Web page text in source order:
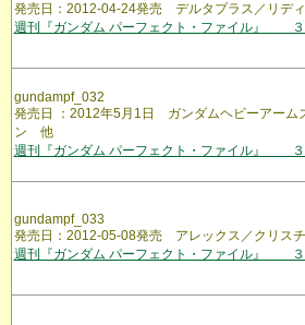
発売日：2012-04-24発売 デルタプラス／リデ
週刊『ガンダム パーフェクト・ファイル』
gundampf_032
発売日 ：2012年5月1日 ガンダムヘビーアーム
ン 他
週刊『ガンダム パーフェクト・ファイル』
gundampf_033
発売日：2012-05-08発売 アレックス／クリス
週刊『ガンダム パーフェクト・ファイル』